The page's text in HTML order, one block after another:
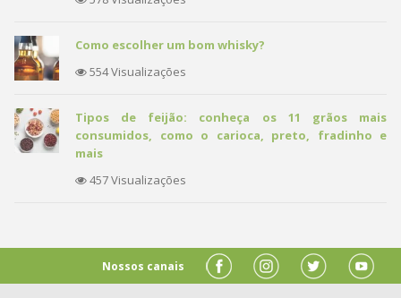
Como escolher um bom whisky?
554 Visualizações
Tipos de feijão: conheça os 11 grãos mais
consumidos, como o carioca, preto, fradinho e
mais
457 Visualizações
Nossos canais